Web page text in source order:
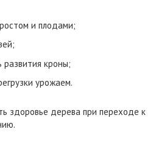
и плодами;
развития кроны;
урожаем.
здоровье дерева при переходе к